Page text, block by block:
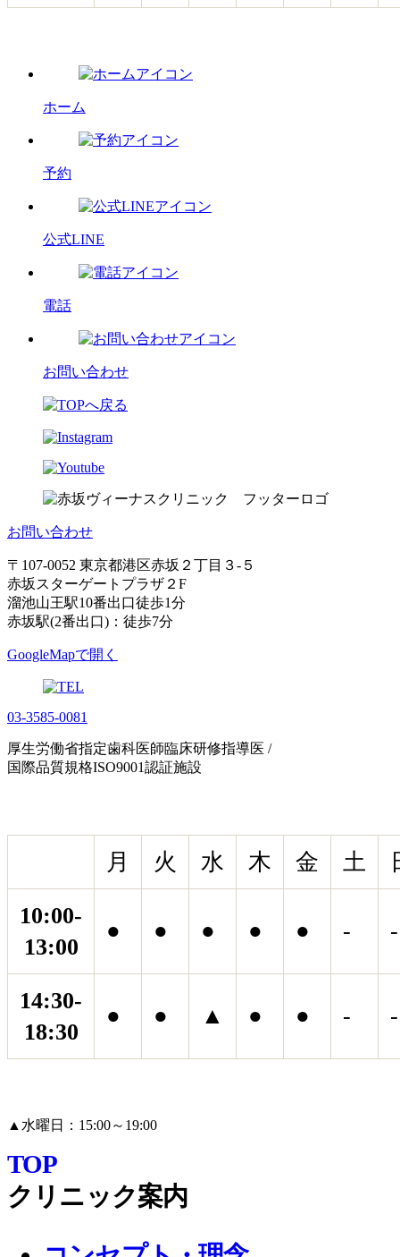
ホーム
予約
公式LINE
電話
お問い合わせ
お問い合わせ
〒107-0052 東京都港区赤坂２丁目３-５
赤坂スターゲートプラザ２F
溜池山王駅10番出口徒歩1分
赤坂駅(2番出口)：徒歩7分
GoogleMapで開く
03-3585-0081
厚生労働省指定歯科医師臨床研修指導医 /
国際品質規格ISO9001認証施設
月 火 水 木 金 土
10:00-
13:00
● ● ● ● ● - -
14:30-
18:30
● ● ▲ ● ● - -
▲ 水曜日：15:00～19:00
TOP
クリニック案内